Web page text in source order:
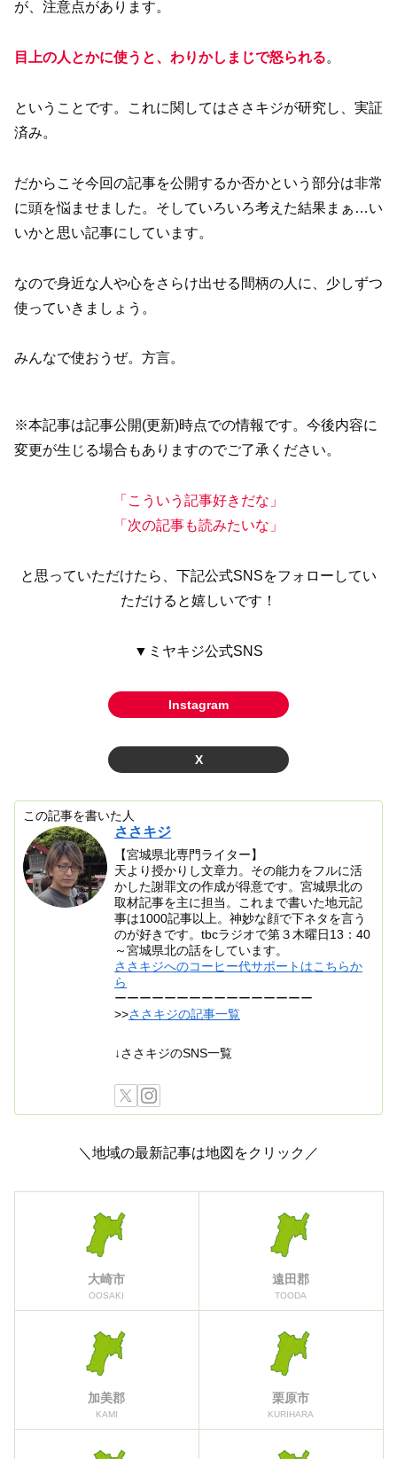
が、注意点があります。
目上の人とかに使うと、わりかしまじで怒られる。
ということです。これに関してはささキジが研究し、実証
済み。
だからこそ今回の記事を公開するか否かという部分は非常
に頭を悩ませました。そしていろいろ考えた結果まぁ…い
いかと思い記事にしています。
なので身近な人や心をさらけ出せる間柄の人に、少しずつ
使っていきましょう。
みんなで使おうぜ。方言。
※本記事は記事公開(更新)時点での情報です。今後内容に
変更が生じる場合もありますのでご了承ください。
「こういう記事好きだな」
「次の記事も読みたいな」
と思っていただけたら、下記公式SNSをフォローしてい
ただけると嬉しいです！
▼ミヤキジ公式SNS
Instagram
X
この記事を書いた人
ささキジ
【宮城県北専門ライター】
天より授かりし文章力。その能力をフルに活
かした謝罪文の作成が得意です。宮城県北の
取材記事を主に担当。これまで書いた地元記
事は1000記事以上。神妙な顔で下ネタを言う
のが好きです。tbcラジオで第３木曜日13：40
～宮城県北の話をしています。
ささキジへのコーヒー代サポートはこちらか
ら
ーーーーーーーーーーーーーーーー
>>ささキジの記事一覧
↓ささキジのSNS一覧
＼地域の最新記事は地図をクリック／
大崎市
OOSAKI
遠田郡
TOODA
加美郡
KAMI
栗原市
KURIHARA